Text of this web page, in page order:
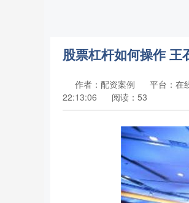
股票杠杆如何操作 王
作者：配资案例 平台：在
22:13:06
阅读：53